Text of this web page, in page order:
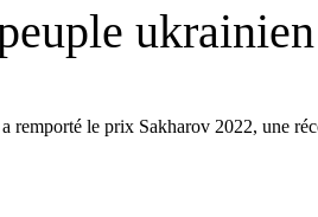
ukrainien
le prix Sakharov 2022, une